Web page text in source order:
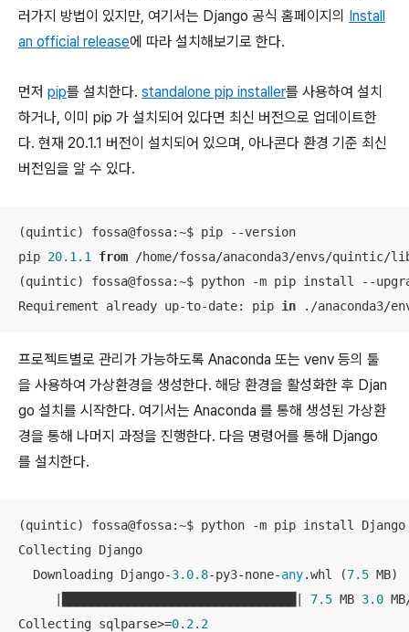
러가지 방법이 있지만, 여기서는 Django 공식 홈페이지의 Install
an official release에 따라 설치해보기로 한다.
먼저 pip를 설치한다. standalone pip installer를 사용하여 설치
하거나, 이미 pip 가 설치되어 있다면 최신 버전으로 업데이트한
다. 현재 20.1.1 버전이 설치되어 있으며, 아나콘다 환경 기준 최신
버전임을 알 수 있다.
(quintic) fossa@fossa:~$ pip --version
pip 20.1 .1 from /home/fossa/anaconda3/envs/quintic/
(quintic) fossa@fossa:~$ python -m pip install --
Requirement already up-to-date: pip in ./anaconda3/
프로젝트별로 관리가 가능하도록 Anaconda 또는 venv 등의 툴
을 사용하여 가상환경을 생성한다. 해당 환경을 활성화한 후 Djan
go 설치를 시작한다. 여기서는 Anaconda 를 통해 생성된 가상환
경을 통해 나머지 과정을 진행한다. 다음 명령어를 통해 Django
를 설치한다.
(quintic) fossa@fossa:~$ python -m pip install Django
Collecting Django
  Downloading Django-
3.0.8-py3-none-any.whl (7.5 MB)
7.5 MB 3.0
Collecting sqlparse>=0.2.2